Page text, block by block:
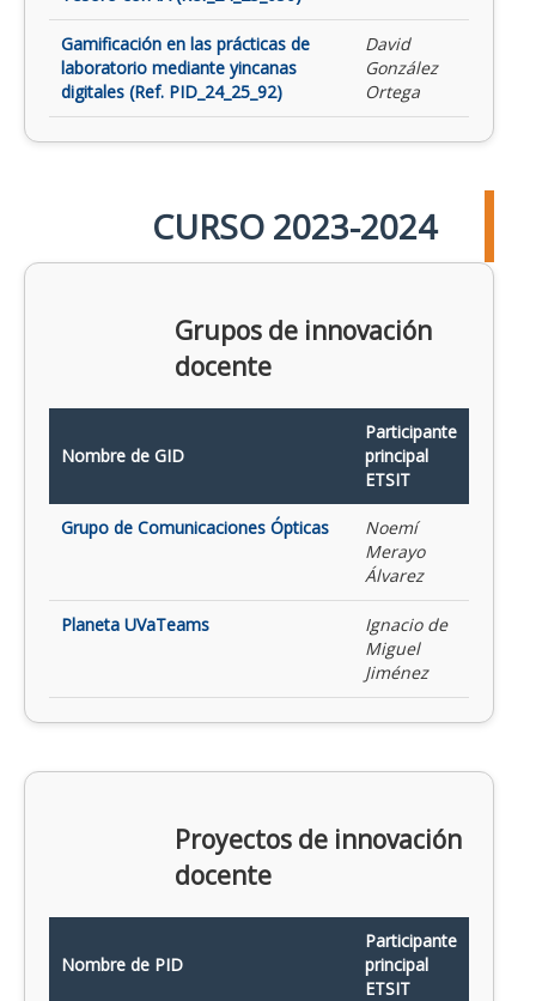
Gamificación en las prácticas de
laboratorio mediante yincanas
digitales (Ref. PID_24_25_92)
David
González
Ortega
CURSO 2023-2024
Grupos de innovación
docente
Nombre de GID
Participante
principal
ETSIT
Grupo de Comunicaciones Ópticas
Noemí
Merayo
Álvarez
Planeta UVaTeams
Ignacio de
Miguel
Jiménez
Proyectos de innovación
docente
Nombre de PID
Participante
principal
ETSIT